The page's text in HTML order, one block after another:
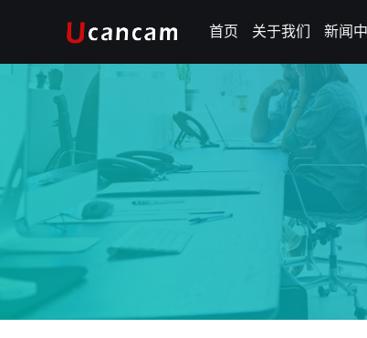
首页 关于我们 新闻